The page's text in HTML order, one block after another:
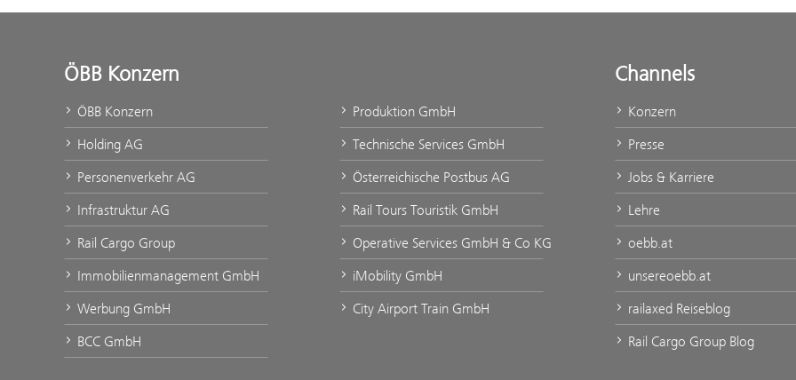
ÖBB Konzern
ÖBB Konzern
Holding AG
Personenverkehr AG
Infrastruktur AG
Rail Cargo Group
Immobilienmanagement GmbH
Werbung GmbH
BCC GmbH
Produktion GmbH
Technische Services GmbH
Österreichische Postbus AG
Rail Tours Touristik GmbH
Operative Services GmbH & Co KG
iMobility GmbH
City Airport Train GmbH
Channels
Konzern
Presse
Jobs & Karriere
Lehre
oebb.at
unsereoebb.at
railaxed Reiseblog
Rail Cargo Group Blog